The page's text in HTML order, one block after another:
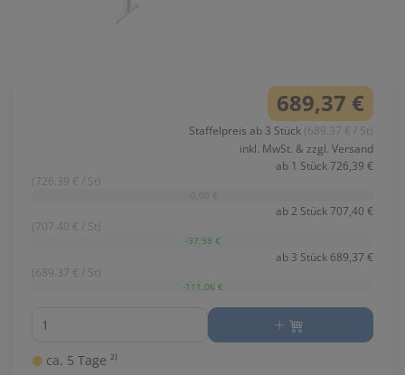
689,37 €
Staffelpreis ab 3 Stück (689.37 € / St)
inkl. MwSt. & zzgl. Versand
ab 1 Stück 726,39 €
(726.39 € / St)
ab 2 Stück 707,40 €
(707.40 € / St)
-37,98 €
ab 3 Stück 689,37 €
(689.37 € / St)
-111,06 €
ca. 5 Tage ²⁾